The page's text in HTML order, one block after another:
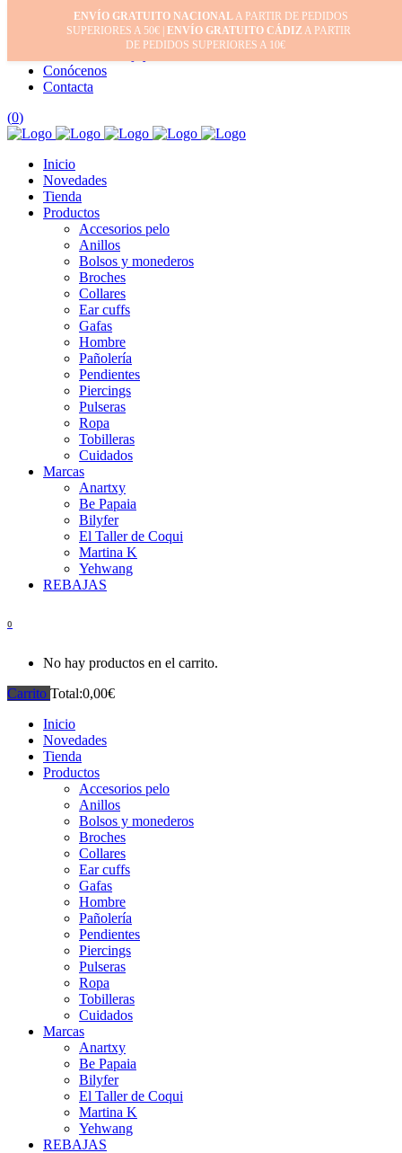
Inicio
Mi cuenta
Conócenos
Contacta
(0)
Inicio
Novedades
Tienda
Productos
Accesorios pelo
Anillos
Bolsos y monederos
Broches
Collares
Ear cuffs
Gafas
Hombre
Pañolería
Pendientes
Piercings
Pulseras
Ropa
Tobilleras
Cuidados
Marcas
Anartxy
Be Papaia
Bilyfer
El Taller de Coqui
Martina K
Yehwang
REBAJAS
0
No hay productos en el carrito.
Carrito Total:0,00€
Inicio
Novedades
Tienda
Productos
Accesorios pelo
Anillos
Bolsos y monederos
Broches
Collares
Ear cuffs
Gafas
Hombre
Pañolería
Pendientes
Piercings
Pulseras
Ropa
Tobilleras
Cuidados
Marcas
Anartxy
Be Papaia
Bilyfer
El Taller de Coqui
Martina K
Yehwang
REBAJAS
ENVÍO GRATUITO NACIONALA PARTIR DE PEDIDOS
SUPERIORES A 50€ | ENVÍO GRATUITO CÁDIZA PARTIR
DE PEDIDOS SUPERIORES A 10€